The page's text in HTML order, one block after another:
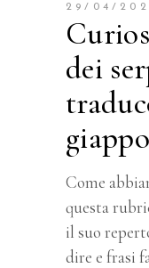
29/04/
dei
Come
questa
il suo
dire e frasi